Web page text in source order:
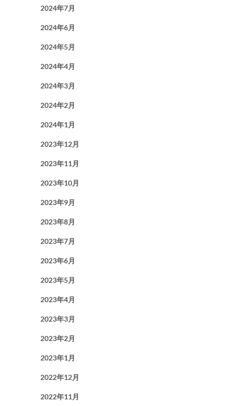
2024年7月
2024年6月
2024年5月
2024年4月
2024年3月
2024年2月
2024年1月
2023年12月
2023年11月
2023年10月
2023年9月
2023年8月
2023年7月
2023年6月
2023年5月
2023年4月
2023年3月
2023年2月
2023年1月
2022年12月
2022年11月